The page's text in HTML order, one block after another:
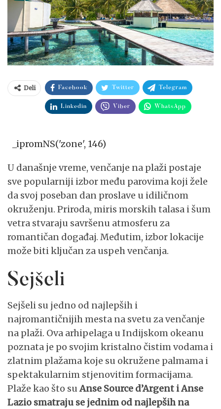
Deli Facebook Twitter Telegram
Linkedin Viber WhatsApp
_ipromNS('zone', 146)
U današnje vreme, venčanje na plaži postaje
sve popularniji izbor među parovima koji žele
da svoj poseban dan proslave u idiličnom
okruženju. Priroda, miris morskih talasa i šum
vetra stvaraju savršenu atmosferu za
romantičan događaj. Međutim, izbor lokacije
može biti ključan za uspeh venčanja.
Sejšeli
Sejšeli su jedno od najlepših i
najromantičnijih mesta na svetu za venčanje
na plaži. Ova arhipelaga u Indijskom okeanu
poznata je po svojim kristalno čistim vodama i
zlatnim plažama koje su okružene palmama i
spektakularnim stjenovitim formacijama.
Plaže kao što su Anse Source d’Argent i Anse
Lazio smatraju se jednim od najlepših na